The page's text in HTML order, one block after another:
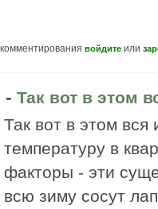
войдите или
- Так вот в этом
Так вот в этом вся
температуру в
факторы - эти
всю зиму сосут